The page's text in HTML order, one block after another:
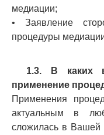
медиации;
• Заявление
процедуры
1.3. В каких
применение
Применения
актуальным в
сложилась в Вашей